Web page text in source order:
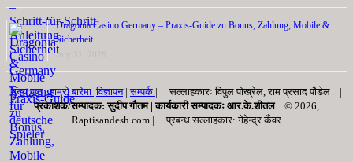
Dragonia Casino Germany – Praxis‑Guide zu Bonus, Zahlung, Mobile &
Sicherheit
July 31, 2026
मुख्य पृष्ठ |हाम्रो बारेमा |विज्ञापन|सम्पर्क | सल्लाहकारः विपुल पोख्रेल, राम प्रसाद पाैडेल |
प्रकाशक/सम्पादक: सुदीप गौतम | कार्यकारी सम्पादकः आर.के.शीतल
© 2026,
Raptisandesh.com | प्रबन्ध सल्लाहकार: गेहेन्द्र कँवर